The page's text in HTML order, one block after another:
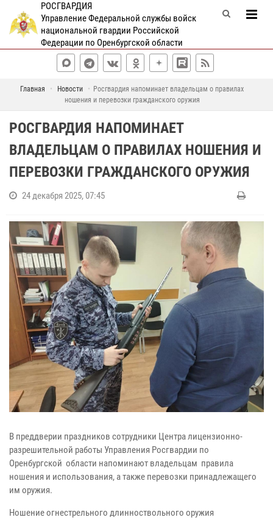
РОСГВАРДИЯ
Управление Федеральной службы войск
национальной гвардии Российской
Федерации по Оренбургской области
Главная Новости
Росгвардия напоминает владельцам о правилах
ношения и перевозки гражданского оружия
РОСГВАРДИЯ НАПОМИНАЕТ
ВЛАДЕЛЬЦАМ О ПРАВИЛАХ НОШЕНИЯ И
ПЕРЕВОЗКИ ГРАЖДАНСКОГО ОРУЖИЯ
24 декабря 2025, 07:45
В преддверии праздников сотрудники Центра лицензионно-
разрешительной работы Управления Росгвардии по
Оренбургской области напоминают владельцам правила
ношения и использования, а также перевозки принадлежащего
им оружия.
Ношение огнестрельного длинноствольного оружия